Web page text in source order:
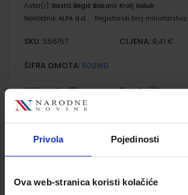
Privola Pojedinosti
Ova web-stranica koristi kolačiće
Autor(i): Bastić Begić Bakarić Kralj Golub
Nakladnik: ALFA d.d. Registarski broj ministarstva:
SKU: 556157 CIJENA: 8,41 €
ŠIFRA OMOTA: 500160
Udžbenik Omot
SKU:556163 CIJENA:12,00 €